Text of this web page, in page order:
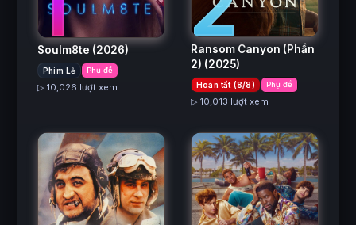
Soulm8te (2026)
Phim Lẻ Phụ đề
▷ 10,026 lượt xem
Ransom Canyon (Phần
2) (2025)
Hoàn tất (8/8) Phụ đề
▷ 10,013 lượt xem